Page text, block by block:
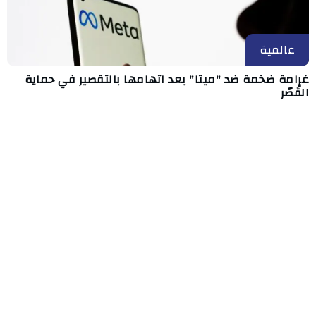
عالمية
غرامة ضخمة ضد "ميتا" بعد اتهامها بالتقصير في حماية
القُصّر